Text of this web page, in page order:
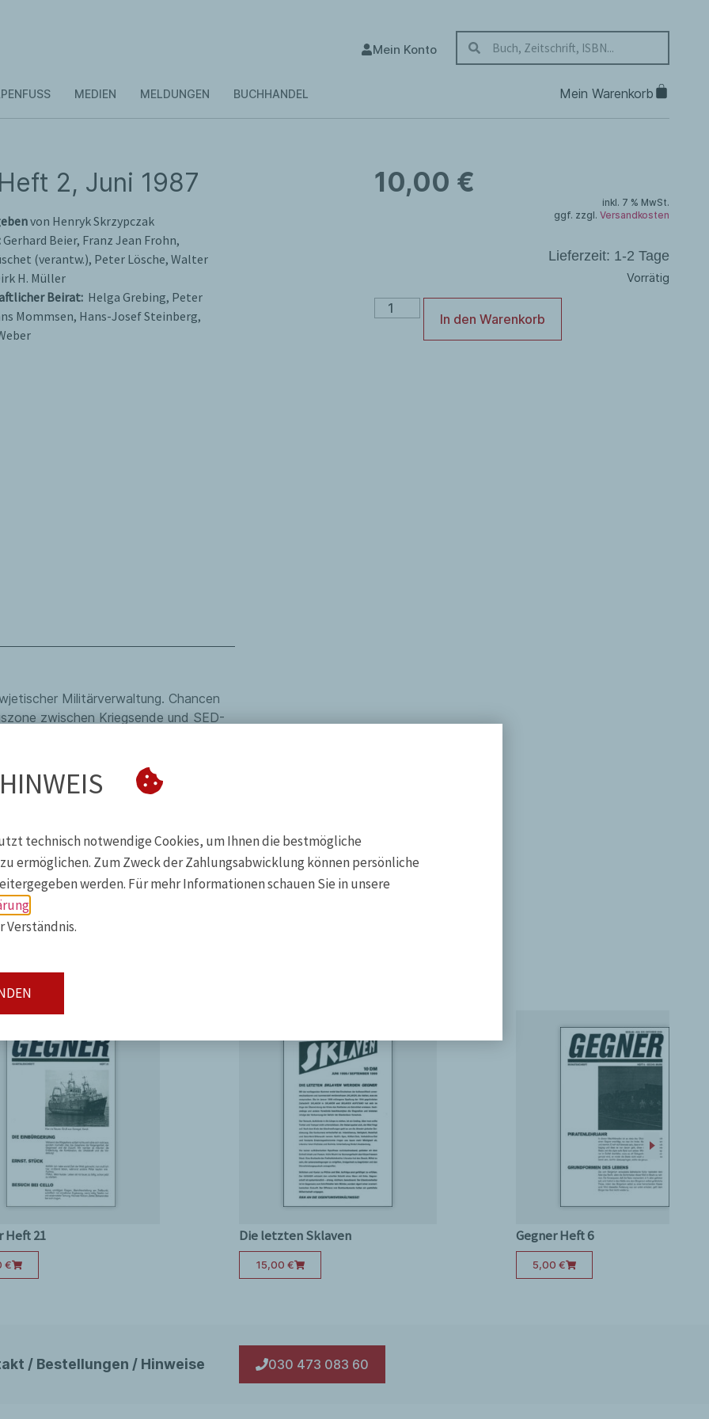
Mein Konto
MEDIEN MELDUNGEN BUCHHANDEL
2, Juni 1987
von Henryk Skrzypczak
Gerhard Beier, Franz Jean Frohn,
(verantw.), Peter Lösche, Walter
H. Müller
Beirat: Helga Grebing, Peter
Mommsen, Hans-Josef Steinberg,
10,00 €
inkl. 7 % MwSt.
ggf. zzgl. Versandkosten
Lieferzeit: 1-2 Tage
Vorrätig
In den Warenkorb
Militärverwaltung. Chancen
zwischen Kriegsende und SED-
(S. 207)
der Perspektiven und
im Spiegel eines
State, Gender und Real Women.
France and England 1860 to
von unten“, vorgelegt auf
Volksfront (September
der deutschen Arbeiterbewegung
Frohn (S. 240)
Engels in China. Katalog und
Heft 21
€
Die letzten Sklaven
15,00 €
Gegner Heft 6
5,00 €
/ Bestellungen / Hinweise 030 473 083 60
technisch notwendige Cookies, um Ihnen die bestmögliche
ermöglichen. Zum Zweck der Zahlungsabwicklung können persönliche
werden. Für mehr Informationen schauen Sie in unsere
Verständnis.